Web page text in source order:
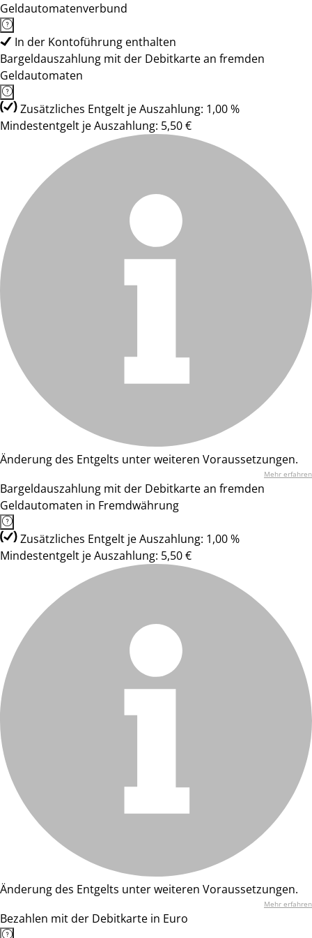
Geldautomatenverbund
In der Kontoführung enthalten
Bargeldauszahlung mit der Debitkarte an fremden
Geldautomaten
Zusätzliches Entgelt je Auszahlung: 1,00 %
Mindestentgelt je Auszahlung: 5,50 €
Änderung des Entgelts unter weiteren Voraussetzungen.
Mehr erfahren
Bargeldauszahlung mit der Debitkarte an fremden
Geldautomaten in Fremdwährung
Zusätzliches Entgelt je Auszahlung: 1,00 %
Mindestentgelt je Auszahlung: 5,50 €
Änderung des Entgelts unter weiteren Voraussetzungen.
Mehr erfahren
Bezahlen mit der Debitkarte in Euro